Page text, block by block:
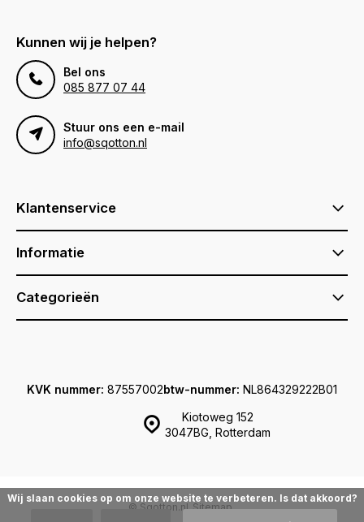
Kunnen wij je helpen?
Bel ons
085 877 07 44
Stuur ons een e-mail
info@sqotton.nl
Klantenservice
Informatie
Categorieën
Kiotoweg 152
3047BG, Rotterdam
KVK nummer: 87557002btw-nummer: NL864329222B01
© Sqotton.nl Sitemap
Wij slaan cookies op om onze website te verbeteren. Is dat akkoord?